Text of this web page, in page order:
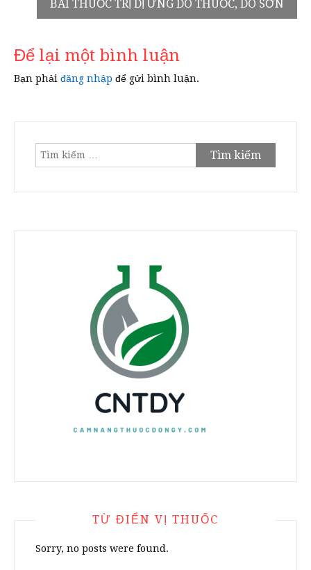
bài BÀI THUỐC TRỊ DỊ ỨNG DO THUỐC, DO SƠN
Để lại một bình luận
Bạn phải đăng nhập để gửi bình luận.
Tìm
kiếm
TỪ ĐIỂN VỊ THUỐC
Sorry, no posts were found.